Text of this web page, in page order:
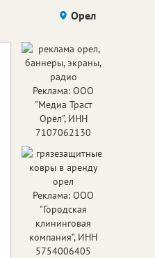
Происшествия Здоровье
Орел
Реклама: ООО
"Медиа Траст
Орёл", ИНН
7107062130
Реклама: ООО
"Городская
клининговая
компания", ИНН
5754006405